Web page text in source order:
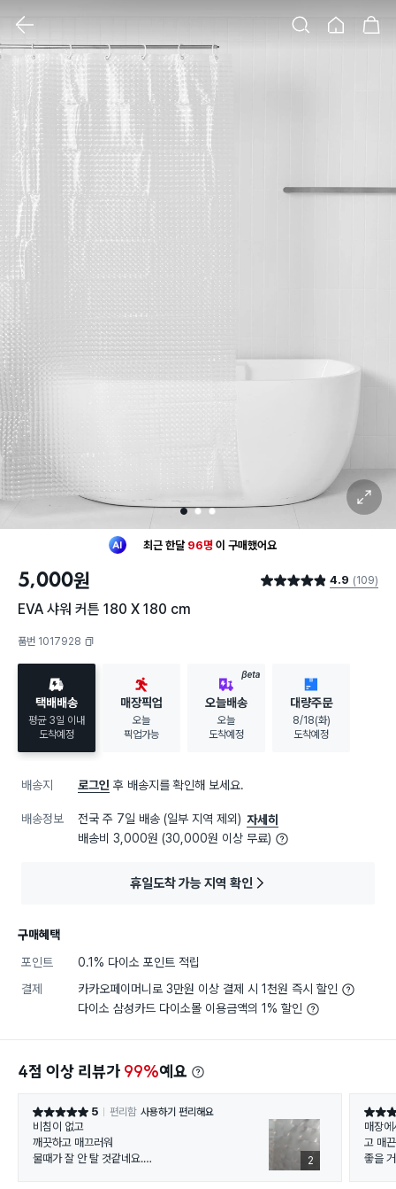
1 2 3
확대 보기
최근 한달 96명 이 구매했어요
구매했어요
5,000원 별점 4.9점 4.9 (109)
EVA 샤워 커튼 180 X 180 cm
품번 1017928
택배배송
평균 3일 이내
도착예정
매장픽업
오늘
픽업가능
BETA
오늘배송
오늘
도착예정
대량주문
8/18(화)
도착예정
배송지 로그인 후 배송지를 확인해 보세요.
배송정보 전국 주 7일 배송 (일부 지역 제외) 자세히
배송비 3,000원 (30,000원 이상 무료)
휴일도착 가능 지역 확인
구매혜택
포인트
0.1% 다이소 포인트 적립
결제
카카오페이머니로 3만원 이상 결제 시 1천원 즉시 할인
다이소 삼성카드 다이소몰 이용금액의 1% 할인
4점 이상 리뷰가 99%예요
별점 5점 5 편리함 사용하기 편리해요
비침이 없고
깨끗하고 매끄러워
물때가 잘 안 탈 것같네요.
2
별점 4
매장
고 매
좋을